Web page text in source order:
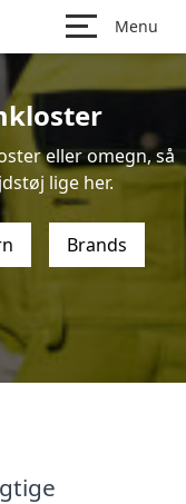
Menu
eller omegn, så
lige her.
Brands